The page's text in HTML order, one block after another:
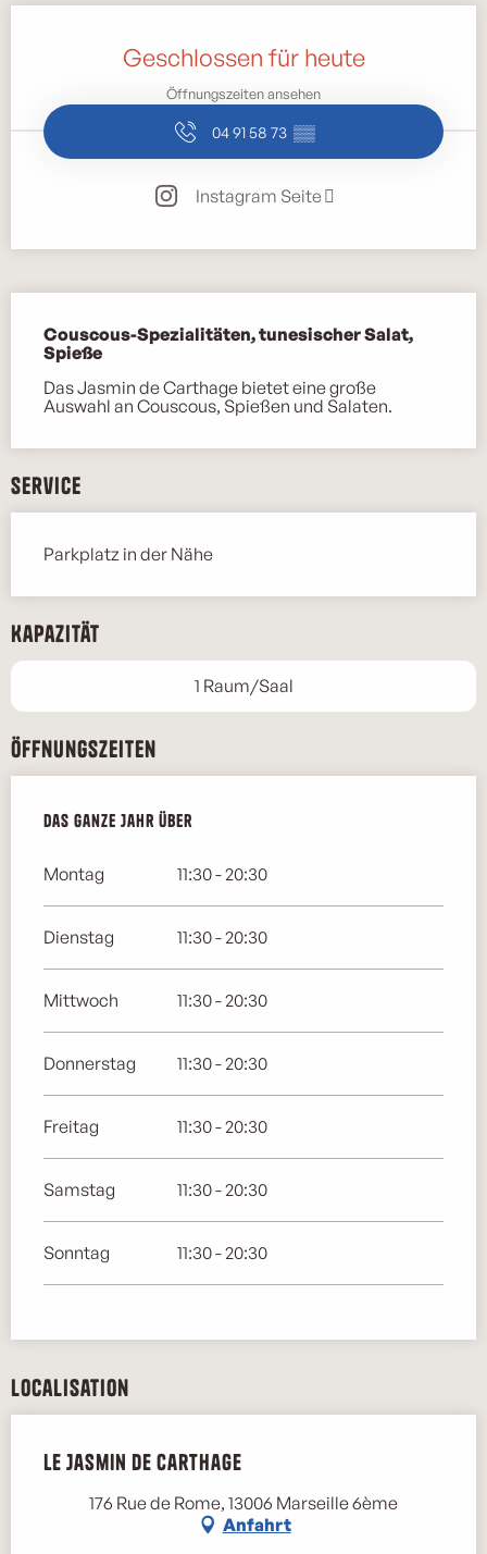
Geschlossen für heute
Öffnungszeiten ansehen
04 91 58 73 ▒▒
Instagram Seite
Couscous-Spezialitäten, tunesischer Salat,
Spieße
Das Jasmin de Carthage bietet eine große
Auswahl an Couscous, Spießen und Salaten.
Service
Parkplatz in der Nähe
Kapazität
1 Raum/Saal
Öffnungszeiten
Das ganze Jahr über
Das ganze Jahr über
Montag 11:30 - 20:30
Dienstag 11:30 - 20:30
Mittwoch 11:30 - 20:30
Donnerstag 11:30 - 20:30
Freitag 11:30 - 20:30
Samstag 11:30 - 20:30
Sonntag 11:30 - 20:30
Localisation
Le Jasmin de Carthage
176 Rue de Rome, 13006 Marseille 6ème
Anfahrt